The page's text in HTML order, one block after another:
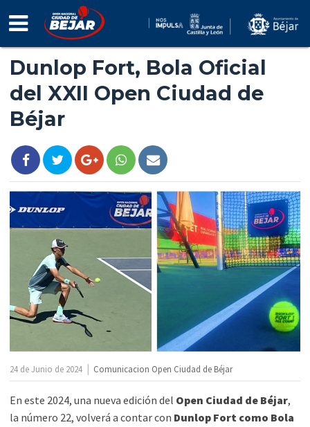
INFO
TORNEO
NOTICIAS
PATROCINADORES
INSCRIPCIÓN
2026
Dunlop Fort, Bola Oficial
del XXII Open Ciudad de
Béjar
24 de Junio de 2024 Comunicacion Open Ciudad de Béjar
En este 2024, una nueva edición del Open Ciudad de Béjar,
la número 22, volverá a contar con Dunlop Fort como Bola